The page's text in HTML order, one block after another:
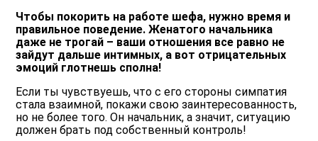
Чтобы покорить на работе шефа, нужно время и
правильное поведение. Женатого начальника
даже не трогай – ваши отношения все равно не
зайдут дальше интимных, а вот отрицательных
эмоций глотнешь сполна!
Если ты чувствуешь, что с его стороны симпатия
стала взаимной, покажи свою заинтересованность,
но не более того. Он начальник, а значит, ситуацию
должен брать под собственный контроль!